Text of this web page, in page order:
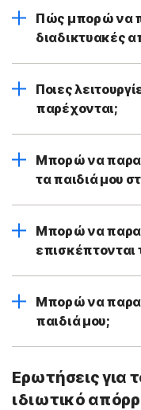
Πώς μπορώ να
διαδικτυακές
Ποιες
παρέχονται;
Μπορώ να
τα παιδιά μου
Μπορώ να
επισκέπτονται
Μπορώ να
παιδιά μου;
Ερωτήσεις για
ιδιωτικό